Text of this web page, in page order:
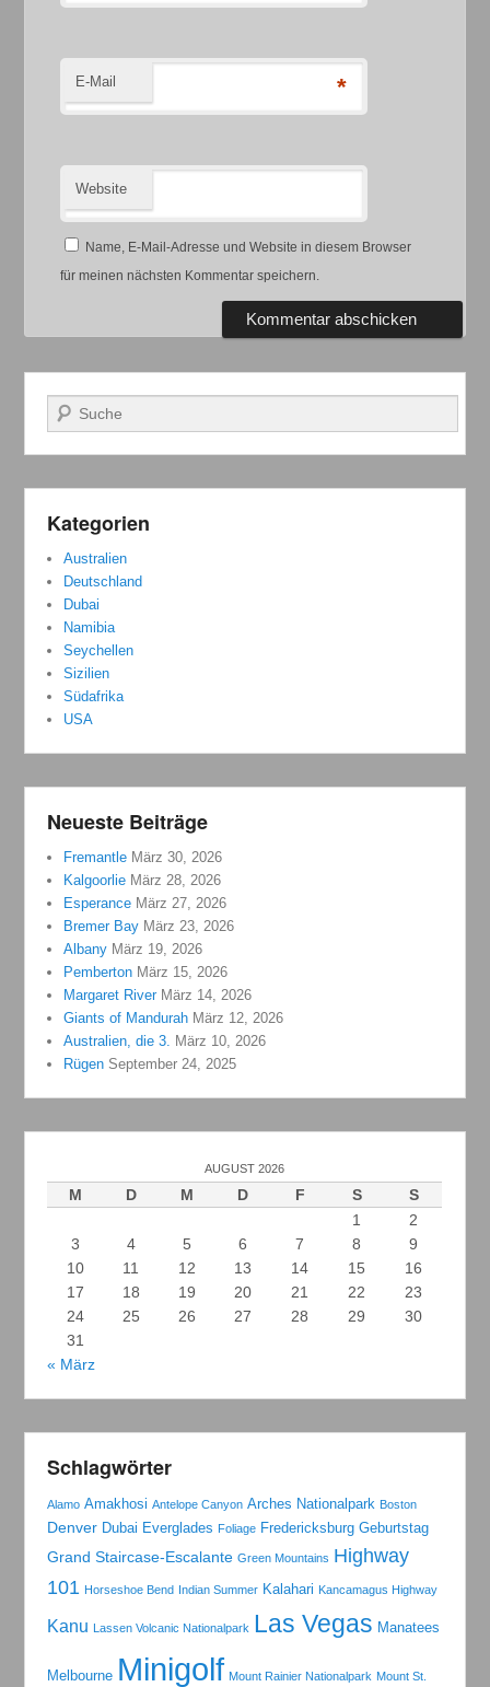
E-Mail *
Website
Name, E-Mail-Adresse und Website in diesem Browser
für meinen nächsten Kommentar speichern.
Suchen
Kategorien
Australien
Deutschland
Dubai
Namibia
Seychellen
Sizilien
Südafrika
USA
Neueste Beiträge
Fremantle März 30, 2026
Kalgoorlie März 28, 2026
Esperance März 27, 2026
Bremer Bay März 23, 2026
Albany März 19, 2026
Pemberton März 15, 2026
Margaret River März 14, 2026
Giants of Mandurah März 12, 2026
Australien, die 3. März 10, 2026
Rügen September 24, 2025
AUGUST 2026
M D M D F S
S
1
2
3
4 5 6 7 8
9
10
11 12 13 14 15
16
17
18 19 20 21 22
23
24
25 26 27 28 29
30
31
« März
Schlagwörter
Alamo Amakhosi Antelope Canyon Arches Nationalpark Boston
Denver Dubai Everglades Foliage Fredericksburg Geburtstag
Grand Staircase-Escalante Green Mountains Highway
101 Horseshoe Bend Indian Summer Kalahari Kancamagus Highway
Kanu Lassen Volcanic Nationalpark Las Vegas Manatees
Melbourne Minigolf Mount Rainier Nationalpark Mount St.